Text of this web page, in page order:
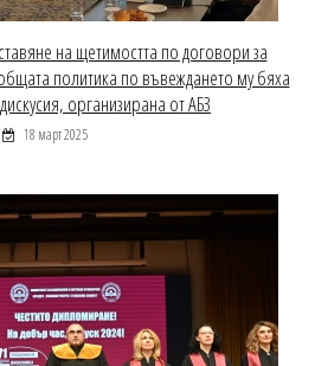
на щетимостта по договори за
политика по въвеждането му бяха
организирана от АБЗ
18 март 2025